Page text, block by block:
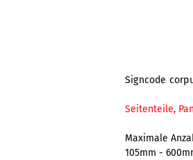
Signcode
Seitenteile,
Maximale
105mm -